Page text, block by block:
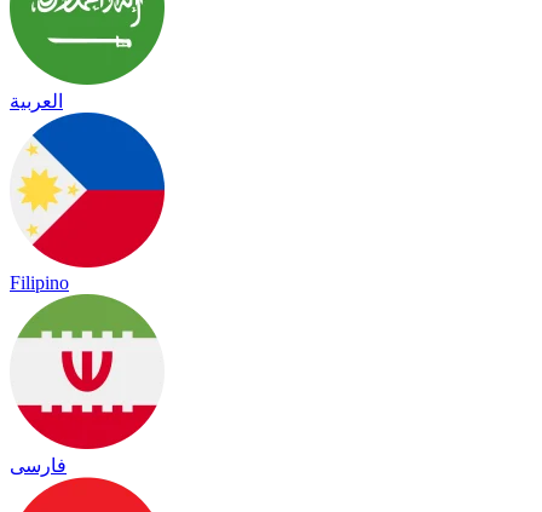
العربية
Filipino
فارسی